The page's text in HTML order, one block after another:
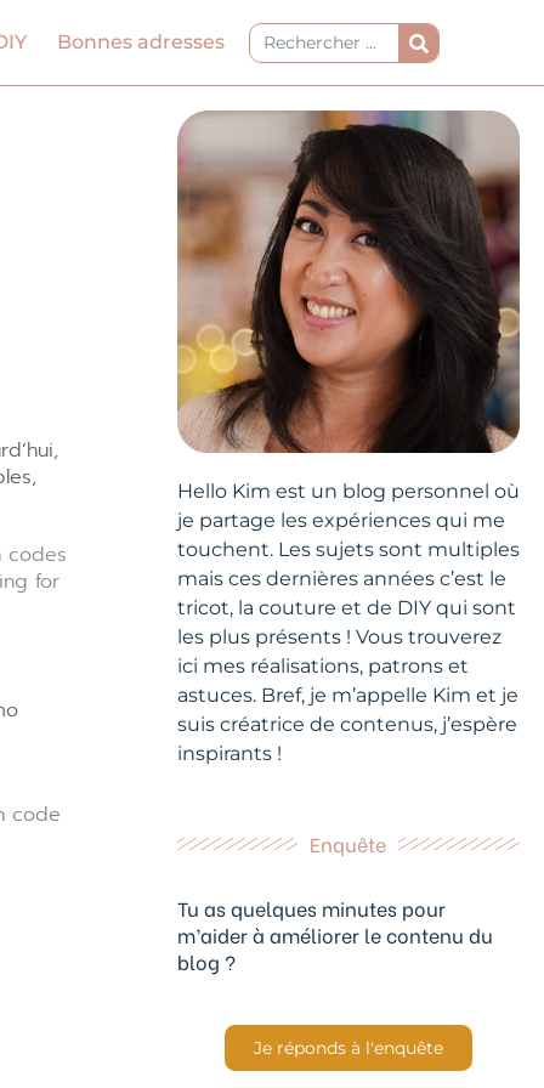
Bonnes adresses Rechercher
codes
for
code
Hello Kim est un blog personnel où
je partage les expériences qui me
touchent. Les sujets sont multiples
mais ces dernières années c’est le
tricot, la couture et de DIY qui sont
les plus présents ! Vous trouverez
ici mes réalisations, patrons et
astuces. Bref, je m’appelle Kim et je
suis créatrice de contenus, j’espère
inspirants !
Enquête
Tu as quelques minutes pour
m’aider à améliorer le contenu du
blog ?
Je réponds à l'enquête